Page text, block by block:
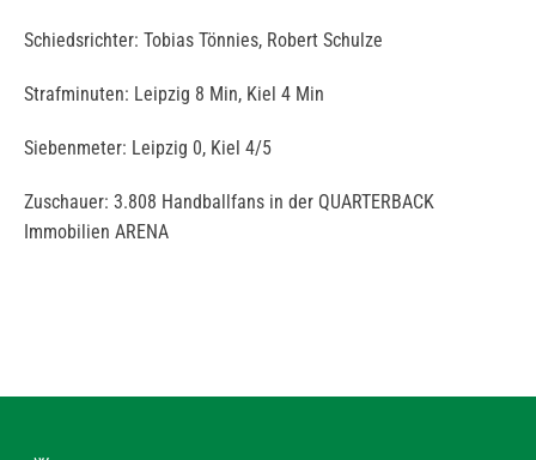
Schiedsrichter: Tobias Tönnies, Robert Schulze
Strafminuten: Leipzig 8 Min, Kiel 4 Min
Siebenmeter: Leipzig 0, Kiel 4/5
Zuschauer: 3.808 Handballfans in der QUARTERBACK
Immobilien ARENA